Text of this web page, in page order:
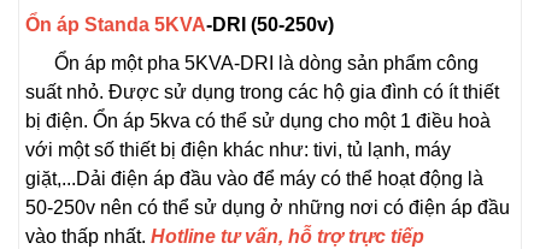
Ổn áp Standa 5KVA-DRI (50-250v)
Ổn áp một pha 5KVA-DRI là dòng sản phẩm công
suất nhỏ. Được sử dụng trong các hộ gia đình có ít thiết
bị điện. Ổn áp 5kva có thể sử dụng cho một 1 điều hoà
với một số thiết bị điện khác như: tivi, tủ lạnh, máy
giặt,...Dải điện áp đầu vào để máy có thể hoạt động là
50-250v nên có thể sử dụng ở những nơi có điện áp đầu
vào thấp nhất. Hotline tư vấn, hỗ trợ trực tiếp